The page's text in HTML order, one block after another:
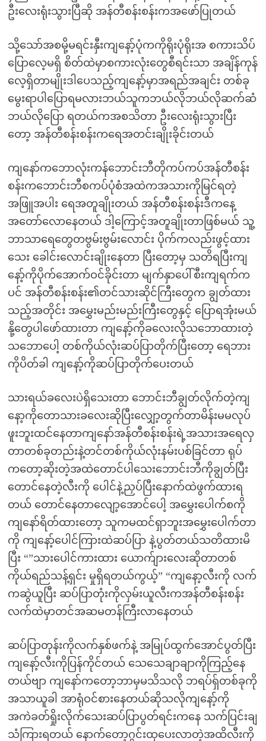
ဦးလေးရုံးသွားပြီဆို အန်တီစန်းစန်းကအဖော်ပြုတယ်
သို့သော်အစမို့မရင်းနှီးကျနော့်ပုံကကိုရိုးပုံရိုးအ စကားသိပ်
ပြောလေ့မရှိ စိတ်ထဲမှာစကားလုံးတွေစီရင်းသာ အချိန်ကုန်
လေ့ရှိတာမျိုးဒါပေသည့်ကျနော့်မှာအရည်အချင်း တစ်ခု
မွေးရာပါပြောရမလားဘယ်သူကဘယ်လိုဘယ်လိုဆက်ဆံ
ဘယ်လိုပြော ရတယ်ကအစသိတာ ဦးလေးရုံးသွားပြီး
တော့ အန်တီစန်းစန်းကရေအတင်းချိုးခိုင်းတယ်
ကျနော်ကဘောလုံးကန်ဘောင်းဘီတိုကပ်ကပ်အန်တီစန်း
စန်းကဘောင်းဘီစကပ်ပုံစံအထဲကအသားကိုမြင်ရတဲ့
အဖြူအပါး ရေအတူချိုးတယ် အန်တီစန်းစန်းဒီကနေ့
အတော်လောနေတယ် ဒါ့ကြောင့်အတူချိုးတာဖြစ်မယ် သူ့
ဘာသာရေတွေတဗွမ်းဗွမ်းလောင်း ပိုက်ကလည်းဖွင့်ထား
သေး ခေါင်းလောင်းချိုးနေတာ ပြီးတော့မှ သတိရပြီးကျ
နော့်ကိုပိုက်အောက်ဝင်ခိုင်းတာ မျက်နှာပေါ်စီးကျရက်က
ပင် အန်တီစန်းစန်း၏တင်သားဆိုင်ကြီးတွေက ချွတ်ထား
သည့်အတိုင်း အမွှေးမည်းမည်းကြီးတွေနှင့် ပြောရအုံးမယ်
နို့တွေပါဖော်ထားတာ ကျနော့်ကိုခလေးလိုသဘောထားတဲ့
သဘောပေါ့ တစ်ကိုယ်လုံးဆပ်ပြာတိုက်ပြီးတော့ ရေဘား
ကိုပိတ်ခါ ကျနော့်ကိုဆပ်ပြာတိုက်ပေးတယ်
သားရယ်ခလေးပဲရှိသေးတာ ဘောင်းဘီချွတ်လိုက်တဲ့ကျ
နော့ကိုတောသားခလေးဆိုပြီးလျှော့တွက်တာမိန်းမမလုပ်
ဖူးဘူးထင်နေတာကျနော်အန်တီစန်းစန်းရဲ့အသားအရေလှ
တာတစ်ခုတည်းနဲ့တင်တစ်ကိုယ်လုံးနမ်းပစ်ခြင်တာ ရုပ်
ကတော့ဆိုးတဲ့အထဲတောင်ပါသေးဘောင်းဘီကိုချွတ်ပြီး
တောင်နေတဲ့လီးကို ပေါင်နဲ့ညှပ်ပြီးနောက်ထဲဖွက်ထားရ
တယ် တောင်နေတာလျော့အောင်ပေါ့ အမွှေးပေါက်စကို
ကျနော်ရိတ်ထားတော့ သူကမထင်ရှာဘူးအမွှေးပေါက်တာ
ကို ကျနော့်ပေါင်ကြားထဲဆပ်ပြာ နဲ့ပွတ်တယ်သတိထားမိ
ပြီး “”သားပေါင်ကားထား ယောက်ျားလေးဆိုတာတစ်
ကိုယ်ရည်သန့်ရှင်း မှုရှိရတယ်ကွယ့်” “ကျနော့လီးကို လက်
ကဆွဲယူပြီး ဆပ်ပြာတုံးကိုလှမ်းယူလီးကအန်တီစန်းစန်း
လက်ထဲမှာတင်အဆမတန်ကြီးလာနေတယ်
ဆပ်ပြာတုန်းကိုလက်နှစ်ဖက်နဲ့ အမြုပ်ထွက်အောင်ပွတ်ပြီး
ကျနော့်လီးကိုပြန်ကိုင်တယ် သေသေချာချာကိုကြည့်နေ
တယ်ဗျာ ကျနော်ကတော့ဘာမှမသိသလို ဘရပ်ရှ်တစ်ခုကို
အသာယူခါ အာရုံဝင်စားနေတယ်ဆိုသလိုကျနော့်ကို
အကဲခတ်ရှိုးလိုက်သေးဆပ်ပြာပွတ်ရင်းကနေ သက်ပြင်းချ
သံကြားရတယ် နောက်တော့ဂွင်းထုပေးလာတဲ့အထိလီးကို